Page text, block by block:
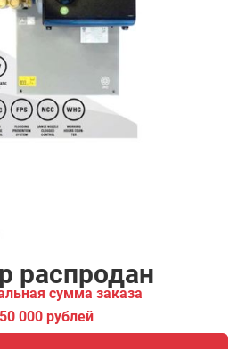
распродан
сумма заказа
50 000 рублей